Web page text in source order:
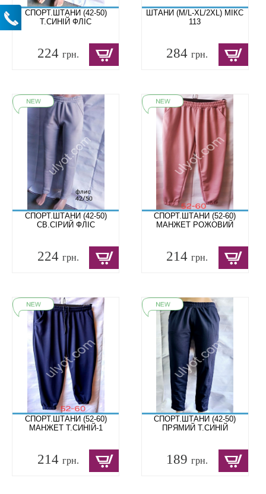
СПОРТ.ШТАНИ (42-50)
Т.СИНІЙ ФЛІС
224 грн.
ШТАНИ (M/L-XL/2XL) МІКС
113
284грн.
СПОРТ.ШТАНИ (42-50)
СВ.СІРИЙ ФЛІС
224 грн.
СПОРТ.ШТАНИ (52-60)
МАНЖЕТ РОЖОВИЙ
214грн.
СПОРТ.ШТАНИ (52-60)
МАНЖЕТ Т.СИНІЙ-1
214 грн.
СПОРТ.ШТАНИ (42-50)
ПРЯМИЙ Т.СИНІЙ
189грн.